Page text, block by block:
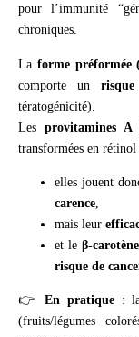
pour l’immunité
chroniques.
La forme préformée
comporte un
tératogénicité).
Les provitamines A
transformées en rétinol
elles jouent
carence
mais leur
et leβ-
risque de
👉En pratique: la
(fruits/légumes